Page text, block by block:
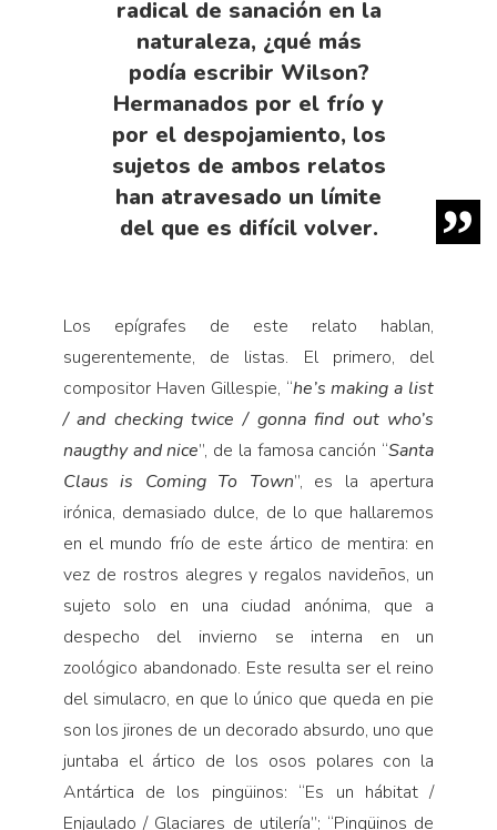
radical de sanación en la
naturaleza, ¿qué más
podía escribir Wilson?
Hermanados por el frío y
por el despojamiento, los
sujetos de ambos relatos
han atravesado un límite
del que es difícil volver.
Los epígrafes de este relato hablan,
sugerentemente, de listas. El primero, del
compositor Haven Gillespie, “he’s making a list
/ and checking twice / gonna find out who’s
naugthy and nice”, de la famosa canción “Santa
Claus is Coming To Town”, es la apertura
irónica, demasiado dulce, de lo que hallaremos
en el mundo frío de este ártico de mentira: en
vez de rostros alegres y regalos navideños, un
sujeto solo en una ciudad anónima, que a
despecho del invierno se interna en un
zoológico abandonado. Este resulta ser el reino
del simulacro, en que lo único que queda en pie
son los jirones de un decorado absurdo, uno que
juntaba el ártico de los osos polares con la
Antártica de los pingüinos: “Es un hábitat /
Enjaulado / Glaciares de utilería”; “Pingüinos de